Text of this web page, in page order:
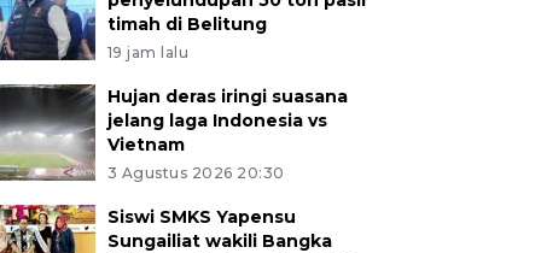
timah di Belitung
19 jam lalu
Hujan deras iringi suasana
jelang laga Indonesia vs
Vietnam
3 Agustus 2026 20:30
Siswi SMKS Yapensu
Sungailiat wakili Bangka